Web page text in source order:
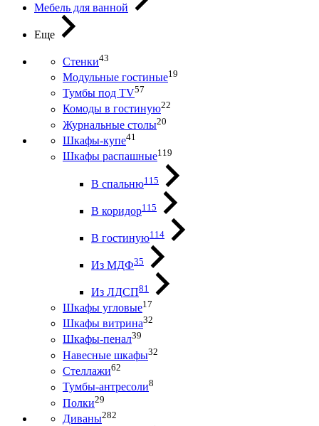
Мебель для ванной
Еще
Стенки43
Модульные гостиные19
Тумбы под ТV57
Комоды в гостиную22
Журнальные столы20
Шкафы-купе41
Шкафы распашные119
В спальню115
В коридор115
В гостиную114
Из МДФ35
Из ЛДСП81
Шкафы угловые17
Шкафы витрина32
Шкафы-пенал39
Навесные шкафы32
Стеллажи62
Тумбы-антресоли8
Полки29
Диваны282